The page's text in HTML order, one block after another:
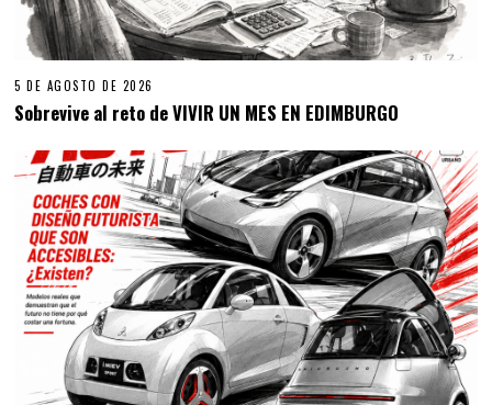
5 DE AGOSTO DE 2026
Sobrevive al reto de VIVIR UN MES EN EDIMBURGO